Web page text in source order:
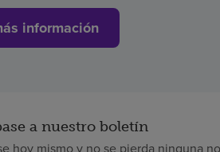
información
a nuestro boletín
hoy mismo y no se pierda ninguna